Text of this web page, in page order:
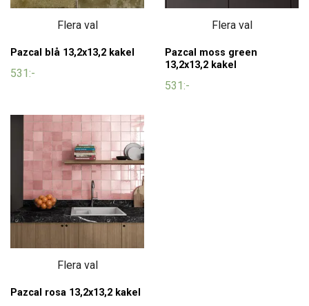
Flera val
Pazcal blå 13,2x13,2 kakel
531:-
Flera val
Pazcal moss green
13,2x13,2 kakel
531:-
Flera val
Pazcal rosa 13,2x13,2 kakel